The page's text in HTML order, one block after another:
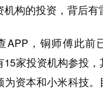
构的投资， 背后有
APP，铜师傅此前
15家投资机构参投
为资本和小米科技